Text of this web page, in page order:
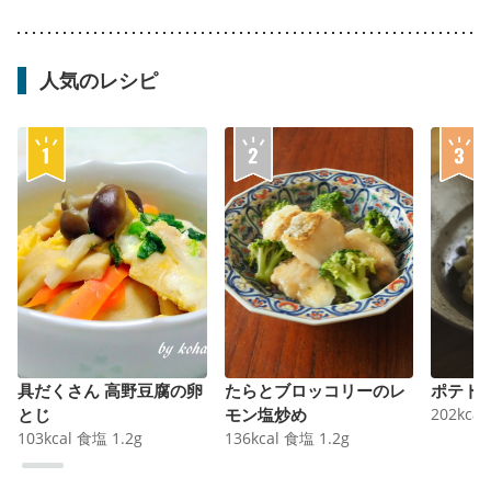
人気のレシピ
具だくさん 高野豆腐の卵
とじ
103kcal 食塩 1.2g
たらとブロッコリーのレ
モン塩炒め
136kcal 食塩 1.2g
ポテト
202kcal